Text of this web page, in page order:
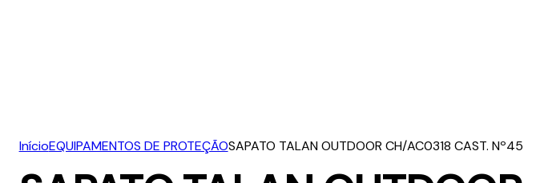
InícioEQUIPAMENTOS DE PROTEÇÃOSAPATO TALAN OUTDOOR CH/AC0318 CAST. Nº45